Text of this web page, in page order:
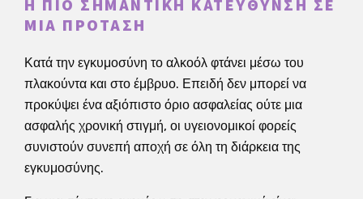
Η ΠΙΟ ΣΗΜΑΝΤΙΚΉ ΚΑΤΕΎΘΥΝΣΗ ΣΕ
ΜΊΑ ΠΡΌΤΑΣΗ
Κατά την εγκυμοσύνη το αλκοόλ φτάνει μέσω του
πλακούντα και στο έμβρυο. Επειδή δεν μπορεί να
προκύψει ένα αξιόπιστο όριο ασφαλείας ούτε μια
ασφαλής χρονική στιγμή, οι υγειονομικοί φορείς
συνιστούν συνεπή αποχή σε όλη τη διάρκεια της
εγκυμοσύνης.